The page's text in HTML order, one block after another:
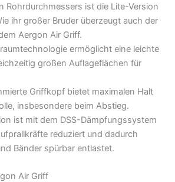
Rohrdurchmessers ist die Lite-Version
ihr großer Bruder überzeugt auch der
Aergon Air Griff.
ermöglicht eine leichte
großen Auflageflächen für
Griffkopf bietet maximalen Halt
insbesondere beim Abstieg.
ist mit dem DSS-Dämpfungssystem
reduziert und dadurch
Bänder spürbar entlastet.
Air Griff